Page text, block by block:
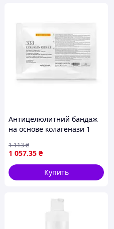
Антицелюлитний бандаж
на основе колагенази 1
REDUCE 1 TREATMENT
AROSHA
1 057.35 ₴
1 113₴
Купить